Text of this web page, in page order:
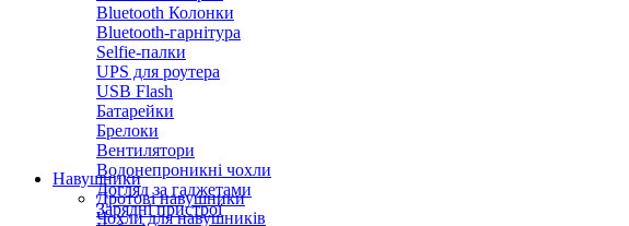
Bluetooth Колонки
Bluetooth-гарнітура
Selfie-палки
UPS для роутера
USB Flash
Батарейки
Брелоки
Вентилятори
Водонепроникні чохли
Догляд за гаджетами
Зарядні пристрої
Навушники
Дротові навушники
Чохли для навушників